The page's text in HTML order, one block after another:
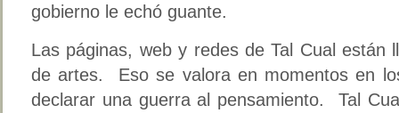
gobierno le echó guante.
Las páginas, web y redes de Tal Cual están
de artes. Eso se valora en momentos en
declarar una guerra al pensamiento. Tal